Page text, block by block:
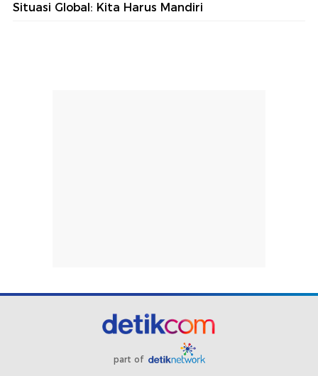
Situasi Global: Kita Harus Mandiri
part of